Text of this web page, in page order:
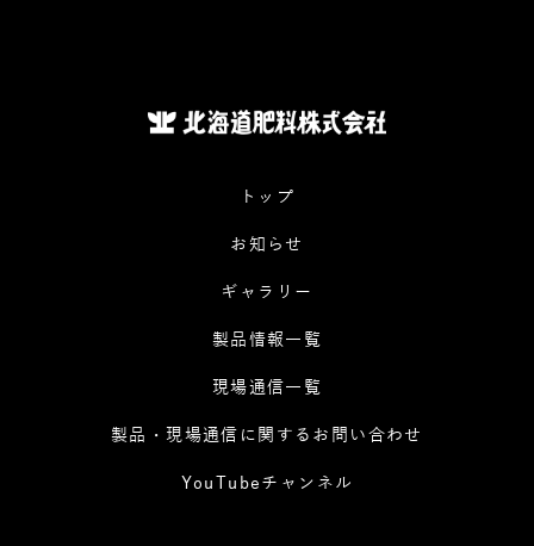
トップ
お知らせ
ギャラリー
製品情報一覧
現場通信一覧
製品・現場通信に関するお問い合わせ
YouTubeチャンネル